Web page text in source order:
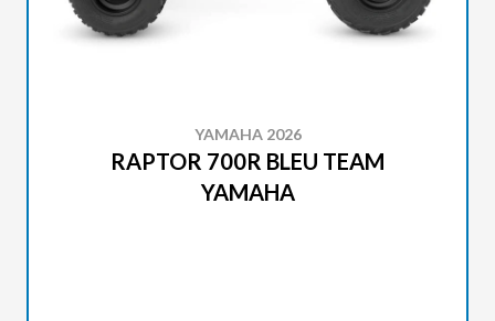
YAMAHA 2026
RAPTOR 700R BLEU TEAM
YAMAHA